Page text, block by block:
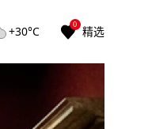
+30°C 0 精选